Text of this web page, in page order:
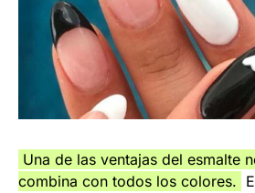
Una de las ventajas del esmalte
combina con todos los colores.